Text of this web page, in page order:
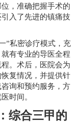
，准确把握手术的
入了先进的镇痛技
”私密诊疗模式，充
有专业的导医全程
。术后，医院会为
复情况，并提供针
询和预约服务，方
时间。
综合三甲的